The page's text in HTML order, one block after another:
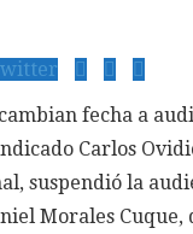
Carlos
suspendió la
Morales Cuque,